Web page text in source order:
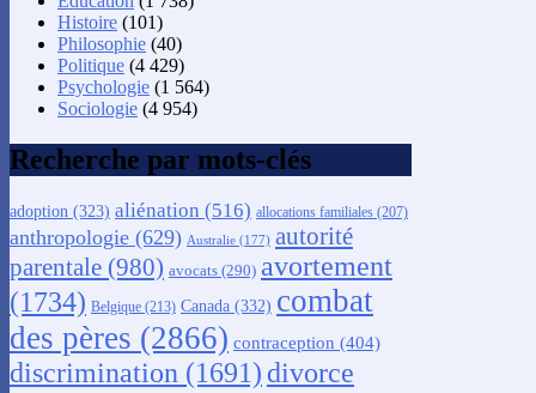
Histoire (101)
Philosophie (40)
Politique (4 429)
Psychologie (1 564)
Sociologie (4 954)
Recherche par mots-clés
adoption (323) aliénation (516) allocations familiales (207)
anthropologie (629) Australie (177) autorité
parentale (980) avocats (290) avortement
(1734) Belgique (213) Canada (332) combat
des pères (2866) contraception (404)
discrimination (1691) divorce